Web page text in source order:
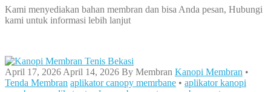
Kami menyediakan bahan membran dan bisa Anda pesan, Hubungi
kami untuk informasi lebih lanjut
April 17, 2026 April 14, 2026 By Membran Kanopi Membran •
Tenda Membran aplikator canopy memrbane • aplikator kanopi